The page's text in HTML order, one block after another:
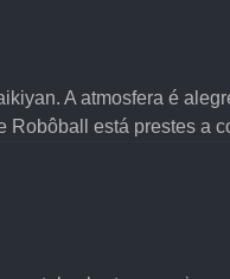
A atmosfera é
Robôball está prestes a